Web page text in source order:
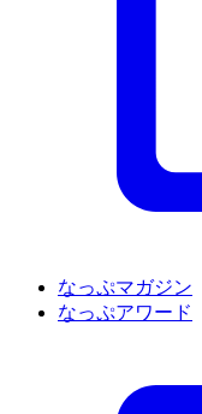
なっぷマガジン
なっぷアワード